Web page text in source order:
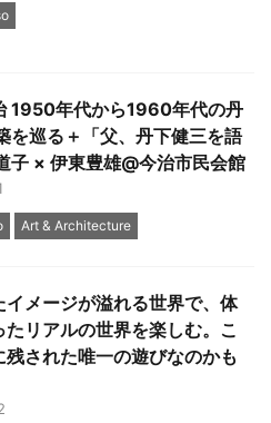
1950年代から1960年代の丹
を巡る＋「父、丹下健三を語
子 × 伊東豊雄@今治市民会館
Art & Architecture
イメージが溢れる世界で、体
たリアルの世界を楽しむ。こ
残された唯一の遊びなのかも